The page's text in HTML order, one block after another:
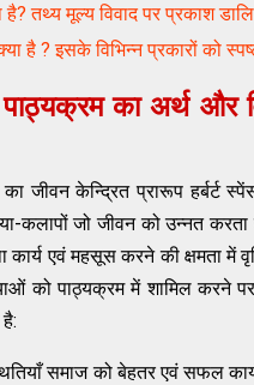
तथ्य मूल्य विवाद पर प्रकाश
है ? इसके विभिन्न प्रकारों को
पाठ्यक्रम का अर्थ
जीवन केन्द्रित प्रारूप हर्बर्ट
कलापों जो जीवन को उन्नत
एवं महसूस करने की क्षमता में
को पाठ्यक्रम में शामिल करने
समाज को बेहतर एवं सफल